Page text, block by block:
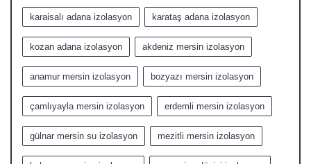
karaisalı adana izolasyon karataş adana izolasyon
kozan adana izolasyon akdeniz mersin izolasyon
anamur mersin izolasyon bozyazı mersin izolasyon
çamlıyayla mersin izolasyon erdemli mersin izolasyon
gülnar mersin su izolasyon mezitli mersin izolasyon